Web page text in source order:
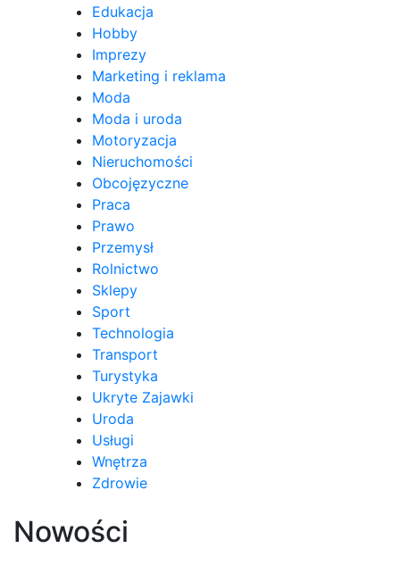
Edukacja
Hobby
Imprezy
Marketing i reklama
Moda
Moda i uroda
Motoryzacja
Nieruchomości
Obcojęzyczne
Praca
Prawo
Przemysł
Rolnictwo
Sklepy
Sport
Technologia
Transport
Turystyka
Ukryte Zajawki
Uroda
Usługi
Wnętrza
Zdrowie
Nowości